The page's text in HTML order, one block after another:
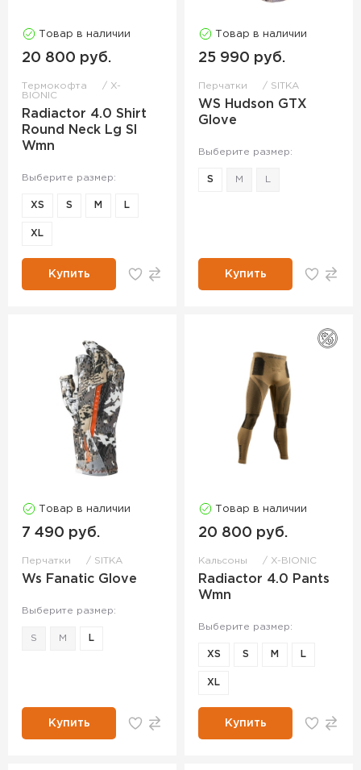
Товар в наличии
20 800 руб.
Термокофта
X-
BIONIC
Radiactor 4.0 Shirt
Round Neck Lg Sl
Wmn
Выберите размер:
XS S M L
XL
Купить
Товар в наличии
25 990 руб.
Перчатки SITKA
WS Hudson GTX
Glove
Выберите размер:
S M
Купить
Товар в наличии
7 490 руб.
Перчатки SITKA
Ws Fanatic Glove
Выберите размер:
S M L
Купить
Товар в наличии
20 800 руб.
Кальсоны X-BIONIC
Radiactor 4.0 Pants
Wmn
Выберите размер:
XS S M L
XL
Купить